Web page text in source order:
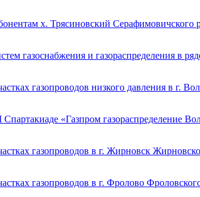
х. Трясиновский
газоснабжения и газораспределения в
газопроводов низкого давления в г.
«Газпром газораспределение
газопроводов в г. Жирновск
газопроводов в г. Фролово